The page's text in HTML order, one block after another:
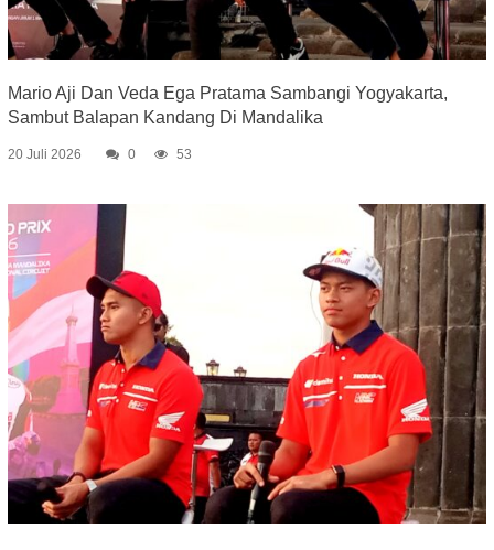
Mario Aji Dan Veda Ega Pratama Sambangi Yogyakarta,
Sambut Balapan Kandang Di Mandalika
20 Juli 2026 0 53